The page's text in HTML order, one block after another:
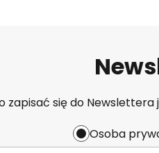
zapisać się do Newslettera
Osoba